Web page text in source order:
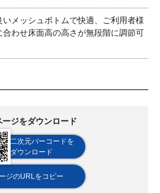
いメッシュボトムで快適、ご利用者様
合わせ床面高の高さが無段階に調節可
ージをダウンロード
二次元バーコードを
ダウンロード
ジのURLをコピー